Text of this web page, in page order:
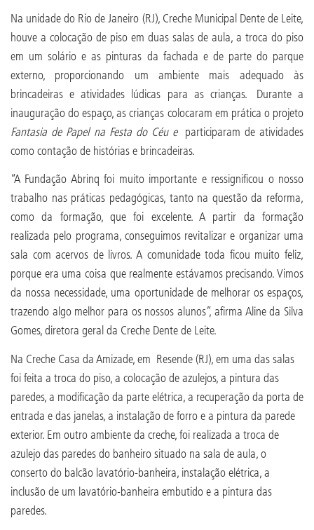
Na unidade do Rio de Janeiro (RJ), Creche Municipal Dente de Leite,
houve a colocação de piso em duas salas de aula, a troca do piso
em um solário e as pinturas da fachada e de parte do parque
externo, proporcionando um ambiente mais adequado às
brincadeiras e atividades lúdicas para as crianças. Durante a
inauguração do espaço, as crianças colocaram em prática o projeto
Fantasia de Papel na Festa do Céu e participaram de atividades
como contação de histórias e brincadeiras.
“A Fundação Abrinq foi muito importante e ressignificou o nosso
trabalho nas práticas pedagógicas, tanto na questão da reforma,
como da formação, que foi excelente. A partir da formação
realizada pelo programa, conseguimos revitalizar e organizar uma
sala com acervos de livros. A comunidade toda ficou muito feliz,
porque era uma coisa que realmente estávamos precisando. Vimos
da nossa necessidade, uma oportunidade de melhorar os espaços,
trazendo algo melhor para os nossos alunos”, afirma Aline da Silva
Gomes, diretora geral da Creche Dente de Leite.
Na Creche Casa da Amizade, em Resende (RJ), em uma das salas
foi feita a troca do piso, a colocação de azulejos, a pintura das
paredes, a modificação da parte elétrica, a recuperação da porta de
entrada e das janelas, a instalação de forro e a pintura da parede
exterior. Em outro ambiente da creche, foi realizada a troca de
azulejo das paredes do banheiro situado na sala de aula, o
conserto do balcão lavatório-banheira, instalação elétrica, a
inclusão de um lavatório-banheira embutido e a pintura das
paredes.